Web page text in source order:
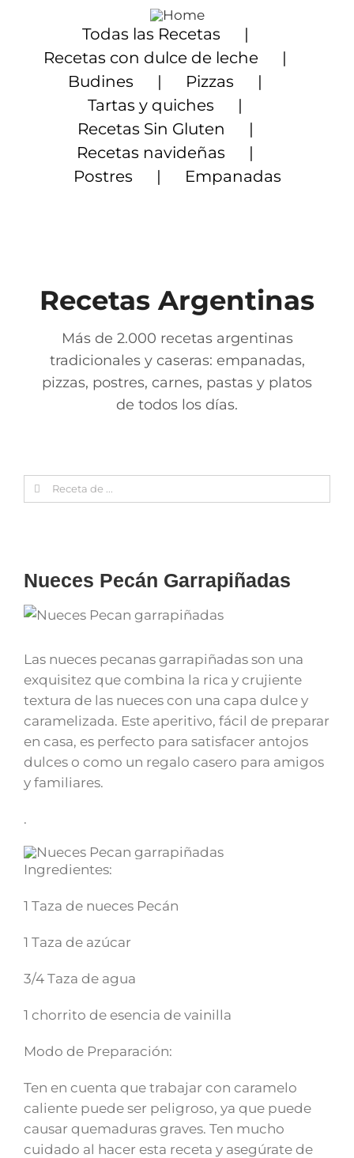
contenido
Todas las Recetas
Recetas con dulce de leche
Budines
Pizzas
Tartas y quiches
Recetas Sin Gluten
Recetas navideñas
Postres
Empanadas
Recetas Argentinas
Más de 2.000 recetas argentinas
tradicionales y caseras: empanadas,
pizzas, postres, carnes, pastas y platos
de todos los días.
Search
for:
Nueces Pecán Garrapiñadas
Las nueces pecanas garrapiñadas son una
exquisitez que combina la rica y crujiente
textura de las nueces con una capa dulce y
caramelizada. Este aperitivo, fácil de preparar
en casa, es perfecto para satisfacer antojos
dulces o como un regalo casero para amigos
y familiares.
.
Ingredientes:
1 Taza de nueces Pecán
1 Taza de azúcar
3/4 Taza de agua
1 chorrito de esencia de vainilla
Modo de Preparación:
Ten en cuenta que trabajar con caramelo
caliente puede ser peligroso, ya que puede
causar quemaduras graves. Ten mucho
cuidado al hacer esta receta y asegúrate de